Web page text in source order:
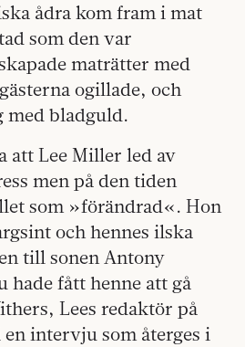
ådra kom fram i mat
som den var
maträtter med
ogillade, och
med bladguld.
att Lee Miller led av
men på den tiden
som »förändrad«. Hon
och hennes ilska
till sonen Antony
hade fått henne att gå
Lees redaktör på
en intervju som återges i